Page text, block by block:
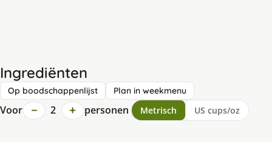
Ingrediënten
Op boodschappenlijst Plan in weekmenu
Voor − 2 + personen Metrisch US cups/oz